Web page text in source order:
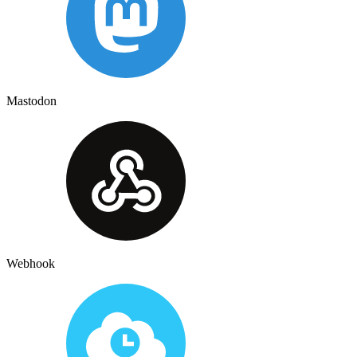
Mastodon
Webhook